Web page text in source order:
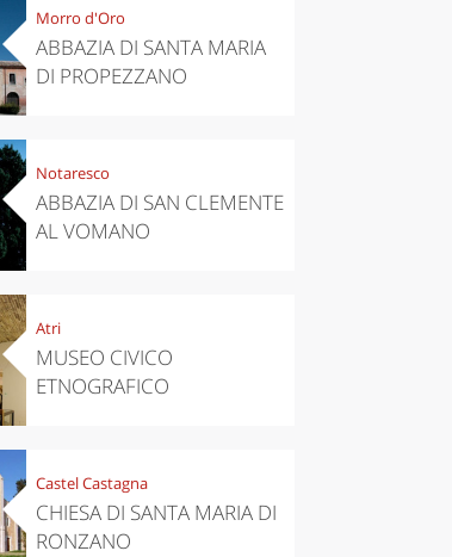
Morro d'Oro
ABBAZIA DI SANTA MARIA
DI PROPEZZANO
Notaresco
ABBAZIA DI SAN CLEMENTE
AL VOMANO
Atri
MUSEO CIVICO
ETNOGRAFICO
Castel Castagna
CHIESA DI SANTA MARIA DI
RONZANO